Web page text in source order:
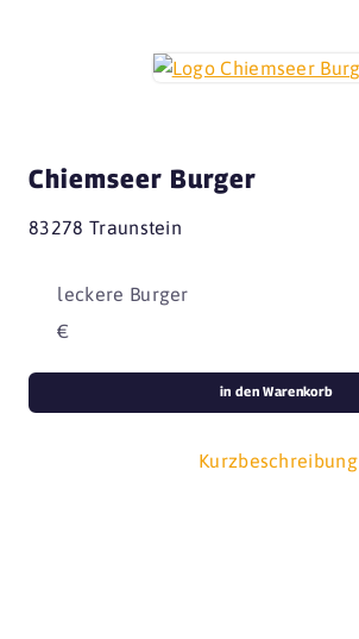
Chiemseer Burger
83278 Traunstein
leckere Burger
€
Kurzbeschreibung
in den Warenkorb